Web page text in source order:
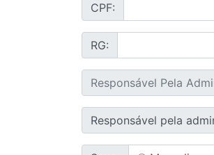
CPF:
RG:
Responsável pela